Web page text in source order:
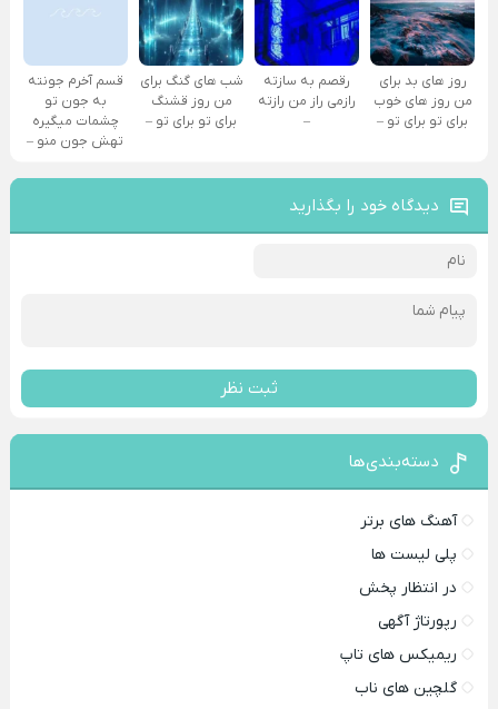
روز های بد برای
من روز های خوب
برای تو برای تو –
رقصم به سازته
رازمی راز من رازته
–
شب های گنگ برای
من روز قشنگ
برای تو برای تو –
قسم آخرم جونته
به جون تو
چشمات میگیره
تهش جون منو –
دیدگاه خود را بگذارید
ثبت نظر
دسته‌بندی‌ها
آهنگ های برتر
پلی لیست ها
در انتظار پخش
رپورتاژ آگهی
ریمیکس های تاپ
گلچین های ناب